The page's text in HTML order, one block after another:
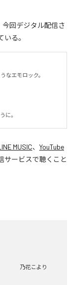
今回デジタル配信さ
る。
なエモロック。
に。
MUSIC、 YouTube
サービスで聴くこと
乃花こより